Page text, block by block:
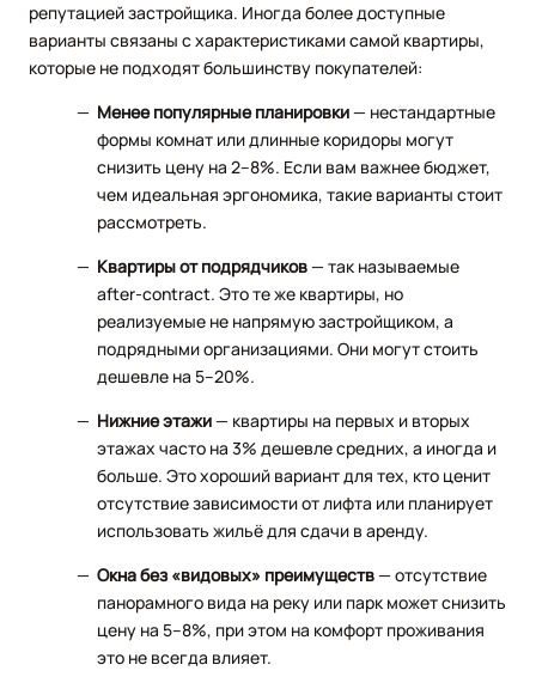
репутацией застройщика. Иногда более доступные
варианты связаны с характеристиками самой квартиры,
которые не подходят большинству покупателей:
Менее популярные планировки— нестандартные
формы комнат или длинные коридоры могут
снизить цену на 2–8%. Если вам важнее бюджет,
чем идеальная эргономика, такие варианты стоит
рассмотреть.
Квартиры от подрядчиков— так называемые
after-contract. Это те же квартиры, но
реализуемые не напрямую застройщиком, а
подрядными организациями. Они могут стоить
дешевле на 5–20%.
Нижние этажи— квартиры на первых и вторых
этажах часто на 3% дешевле средних, а иногда и
больше. Это хороший вариант для тех, кто ценит
отсутствие зависимости от лифта или планирует
использовать жильё для сдачи в аренду.
Окна без «видовых» преимуществ— отсутствие
панорамного вида на реку или парк может снизить
цену на 5–8%, при этом на комфорт проживания
это не всегда влияет.